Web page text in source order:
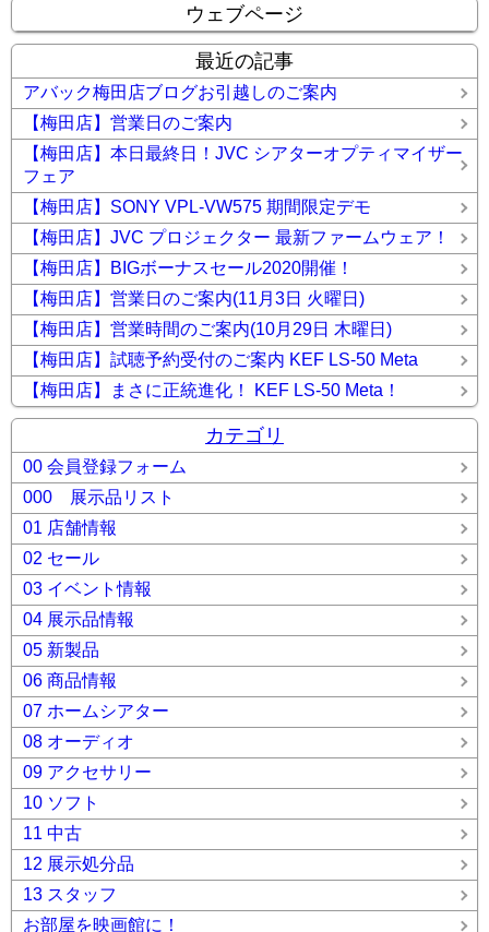
ウェブページ
最近の記事
アバック梅田店ブログお引越しのご案内
【梅田店】営業日のご案内
【梅田店】本日最終日！JVC シアターオプティマイザー
フェア
【梅田店】SONY VPL-VW575 期間限定デモ
【梅田店】JVC プロジェクター 最新ファームウェア！
【梅田店】BIGボーナスセール2020開催！
【梅田店】営業日のご案内(11月3日 火曜日)
【梅田店】営業時間のご案内(10月29日 木曜日)
【梅田店】試聴予約受付のご案内 KEF LS-50 Meta
【梅田店】まさに正統進化！ KEF LS-50 Meta！
カテゴリ
00 会員登録フォーム
000 展示品リスト
01 店舗情報
02 セール
03 イベント情報
04 展示品情報
05 新製品
06 商品情報
07 ホームシアター
08 オーディオ
09 アクセサリー
10 ソフト
11 中古
12 展示処分品
13 スタッフ
お部屋を映画館に！